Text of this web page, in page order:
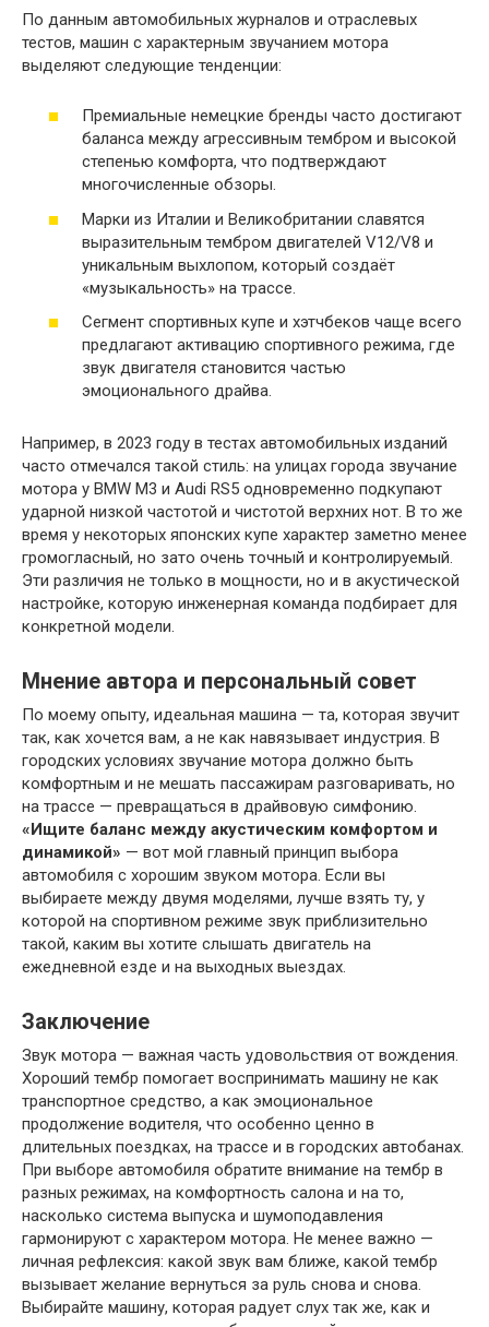
По данным автомобильных журналов и отраслевых
тестов, машин с характерным звучанием мотора
выделяют следующие тенденции:
Премиальные немецкие бренды часто достигают
баланса между агрессивным тембром и высокой
степенью комфорта, что подтверждают
многочисленные обзоры.
Марки из Италии и Великобритании славятся
выразительным тембром двигателей V12/V8 и
уникальным выхлопом, который создаёт
«музыкальность» на трассе.
Сегмент спортивных купе и хэтчбеков чаще всего
предлагают активацию спортивного режима, где
звук двигателя становится частью
эмоционального драйва.
Например, в 2023 году в тестах автомобильных изданий
часто отмечался такой стиль: на улицах города звучание
мотора у BMW M3 и Audi RS5 одновременно подкупают
ударной низкой частотой и чистотой верхних нот. В то же
время у некоторых японских купе характер заметно менее
громогласный, но зато очень точный и контролируемый.
Эти различия не только в мощности, но и в акустической
настройке, которую инженерная команда подбирает для
конкретной модели.
Мнение автора и персональный совет
По моему опыту, идеальная машина — та, которая звучит
так, как хочется вам, а не как навязывает индустрия. В
городских условиях звучание мотора должно быть
комфортным и не мешать пассажирам разговаривать, но
на трассе — превращаться в драйвовую симфонию.
«Ищите баланс между акустическим комфортом и
динамикой» — вот мой главный принцип выбора
автомобиля с хорошим звуком мотора. Если вы
выбираете между двумя моделями, лучше взять ту, у
которой на спортивном режиме звук приблизительно
такой, каким вы хотите слышать двигатель на
ежедневной езде и на выходных выездах.
Заключение
Звук мотора — важная часть удовольствия от вождения.
Хороший тембр помогает воспринимать машину не как
транспортное средство, а как эмоциональное
продолжение водителя, что особенно ценно в
длительных поездках, на трассе и в городских автобанах.
При выборе автомобиля обратите внимание на тембр в
разных режимах, на комфортность салона и на то,
насколько система выпуска и шумоподавления
гармонируют с характером мотора. Не менее важно —
личная рефлексия: какой звук вам ближе, какой тембр
вызывает желание вернуться за руль снова и снова.
Выбирайте машину, которая радует слух так же, как и